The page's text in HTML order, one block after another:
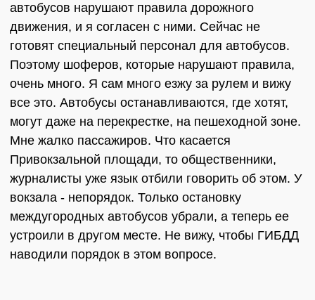
автобусов нарушают правила дорожного
движения, и я согласен с ними. Сейчас не
готовят специальный персонал для автобусов.
Поэтому шоферов, которые нарушают правила,
очень много. Я сам много езжу за рулем и вижу
все это. Автобусы останавливаются, где хотят,
могут даже на перекрестке, на пешеходной зоне.
Мне жалко пассажиров. Что касается
Привокзальной площади, то общественники,
журналисты уже язык отбили говорить об этом. У
вокзала - непорядок. Только остановку
междугородных автобусов убрали, а теперь ее
устроили в другом месте. Не вижу, чтобы ГИБДД
наводили порядок в этом вопросе.